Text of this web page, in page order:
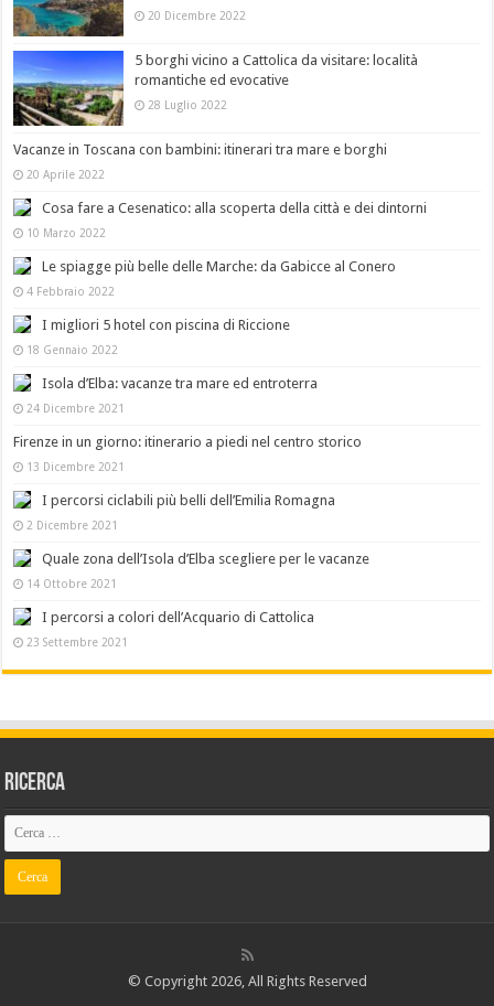
20 Dicembre 2022
5 borghi vicino a Cattolica da visitare: località
romantiche ed evocative
28 Luglio 2022
Vacanze in Toscana con bambini: itinerari tra mare e borghi
20 Aprile 2022
Cosa fare a Cesenatico: alla scoperta della città e dei dintorni
10 Marzo 2022
Le spiagge più belle delle Marche: da Gabicce al Conero
4 Febbraio 2022
I migliori 5 hotel con piscina di Riccione
18 Gennaio 2022
Isola d’Elba: vacanze tra mare ed entroterra
24 Dicembre 2021
Firenze in un giorno: itinerario a piedi nel centro storico
13 Dicembre 2021
I percorsi ciclabili più belli dell’Emilia Romagna
2 Dicembre 2021
Quale zona dell’Isola d’Elba scegliere per le vacanze
14 Ottobre 2021
I percorsi a colori dell’Acquario di Cattolica
23 Settembre 2021
Ricerca
© Copyright 2026, All Rights Reserved